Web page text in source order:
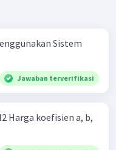
Sistem
Jawaban terverifikasi
Harga koefisien a, b,